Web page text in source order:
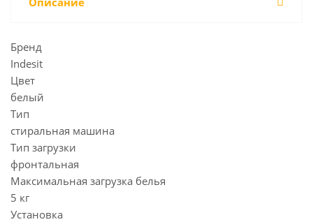
Бренд
Indesit
Цвет
белый
Тип
стиральная машина
Тип загрузки
фронтальная
Максимальная загрузка белья
5 кг
Установка